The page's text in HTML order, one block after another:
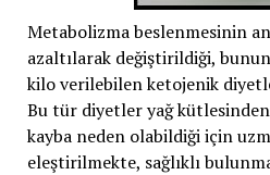
Metabolizma beslenmesinin
azaltılarak değiştirildiği,
kilo verilebilen ketojenik
Bu tür diyetler yağ
kayba neden olabildiği için
eleştirilmekte, sağlıklı